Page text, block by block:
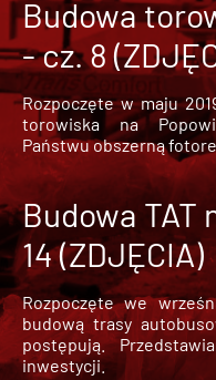
Budowa
- cz. 8
Rozpoczęte w maju
torowiska na
Państwu obszerną
Budowa TAT
14 (ZDJĘCIA)
Rozpoczęte we
budową trasy
postępują.
inwestycji.